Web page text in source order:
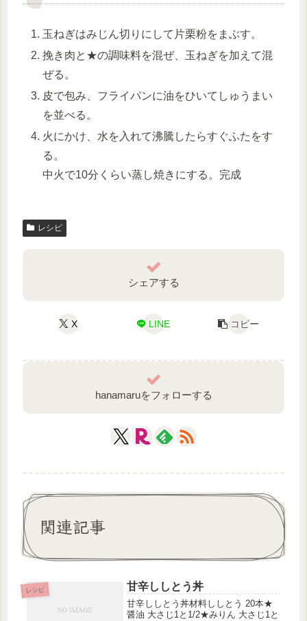
玉ねぎはみじん切りにして片栗粉をまぶす。
挽き肉と★の調味料を混ぜ、玉ねぎを加えて混
ぜる。
皮で包み、フライパンに油をひいてしゅうまい
を並べる。
火にかけ、水を入れて沸騰したらすぐふたをす
る。
中火で10分くらい蒸し焼きにする。完成
レシピ
シェアする
X LINE コピー
hanamaruをフォローする
関連記事
レシピ 甘辛ししとう丼
甘辛ししとう丼材料ししとう 20本★
醤油 大さじ1と1/2★みりん 大さじ1と